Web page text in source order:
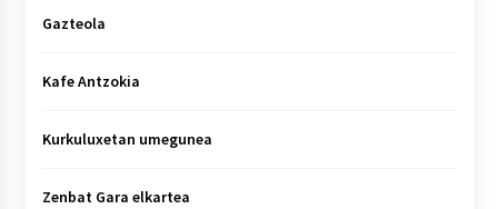
Gazteola
Kafe Antzokia
Kurkuluxetan umegunea
Zenbat Gara elkartea